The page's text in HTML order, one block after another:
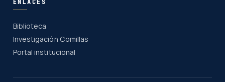
ENLACES
Biblioteca
Investigación Comillas
Portal institucional